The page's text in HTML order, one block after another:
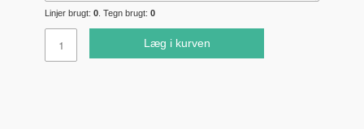
Linjer brugt: 0 . Tegn brugt: 0
Læg i kurven